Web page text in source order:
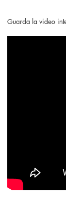
Guarda la video